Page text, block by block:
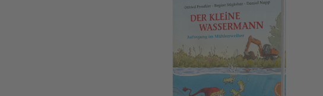
Der kleine Wassermann: Aufregung im Mühlenweiher